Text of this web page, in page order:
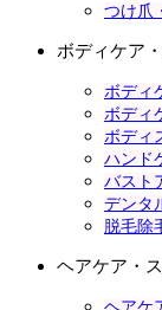
つけ爪
ボディケア
ボディ
ボディ
ボディ
ハンド
バスト
デンタ
脱毛除
ヘアケア・